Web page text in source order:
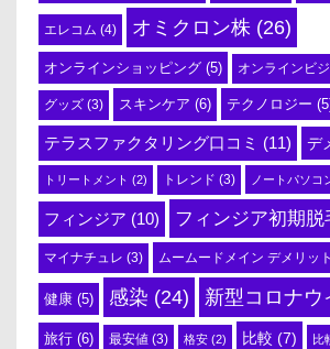
エレコム (4) オミクロン株 (26)
オンラインショッピング (5) オンラインビ
グッズ (3) スキンケア (6) テクノロジー
テラスファクタリング口コミ (11) デ
トリートメント (2) トレンド (3) ノートパソコ
フィンジア (10) フィンジア初期脱
マイナチュレ (3) ムームードメイン デメリット
健康 (5) 感染 (24) 新型コロナウ
旅行 (6) 最安値 (3) 格安 (2) 比較 (7) 比